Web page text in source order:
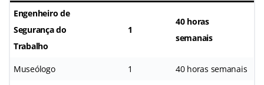
Engenheiro de
Segurança do
Trabalho
1
40 horas
semanais
Museólogo 1 40 horas semanais